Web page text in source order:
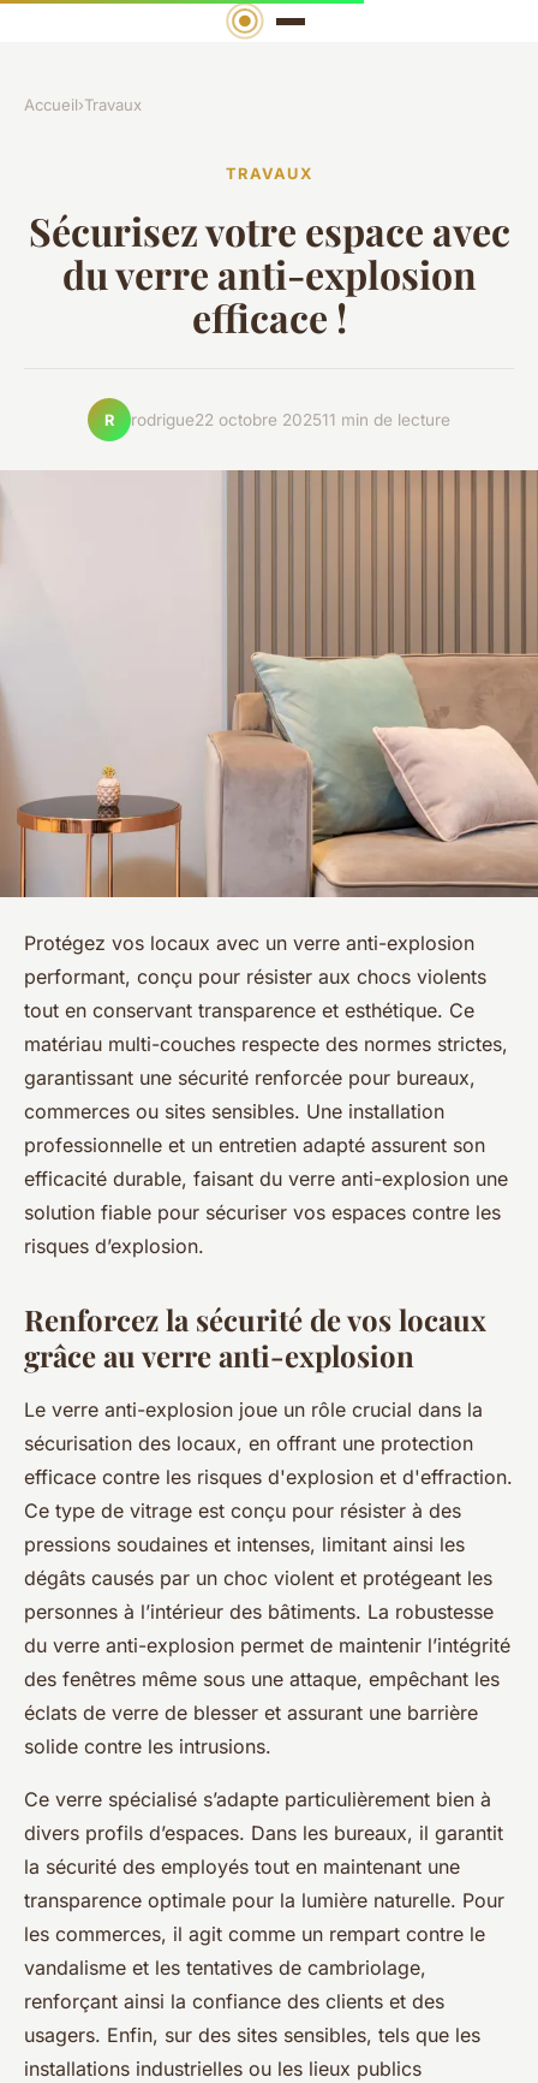
Accueil›Travaux
TRAVAUX
Sécurisez votre espace avec
du verre anti-explosion
efficace !
R rodrigue22 octobre 202511 min de lecture
Protégez vos locaux avec un verre anti-explosion
performant, conçu pour résister aux chocs violents
tout en conservant transparence et esthétique. Ce
matériau multi-couches respecte des normes strictes,
garantissant une sécurité renforcée pour bureaux,
commerces ou sites sensibles. Une installation
professionnelle et un entretien adapté assurent son
efficacité durable, faisant du verre anti-explosion une
solution fiable pour sécuriser vos espaces contre les
risques d’explosion.
Renforcez la sécurité de vos locaux
grâce au verre anti-explosion
Le verre anti-explosion joue un rôle crucial dans la
sécurisation des locaux, en offrant une protection
efficace contre les risques d'explosion et d'effraction.
Ce type de vitrage est conçu pour résister à des
pressions soudaines et intenses, limitant ainsi les
dégâts causés par un choc violent et protégeant les
personnes à l’intérieur des bâtiments. La robustesse
du verre anti-explosion permet de maintenir l’intégrité
des fenêtres même sous une attaque, empêchant les
éclats de verre de blesser et assurant une barrière
solide contre les intrusions.
Ce verre spécialisé s’adapte particulièrement bien à
divers profils d’espaces. Dans les bureaux, il garantit
la sécurité des employés tout en maintenant une
transparence optimale pour la lumière naturelle. Pour
les commerces, il agit comme un rempart contre le
vandalisme et les tentatives de cambriolage,
renforçant ainsi la confiance des clients et des
usagers. Enfin, sur des sites sensibles, tels que les
installations industrielles ou les lieux publics